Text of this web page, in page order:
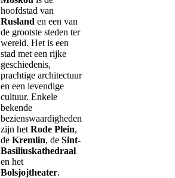
hoofdstad van
Rusland en een van
de grootste steden ter
wereld. Het is een
stad met een rijke
geschiedenis,
prachtige architectuur
en een levendige
cultuur. Enkele
bekende
bezienswaardigheden
zijn het Rode Plein,
de Kremlin, de Sint-
Basiliuskathedraal
en het
Bolsjojtheater.